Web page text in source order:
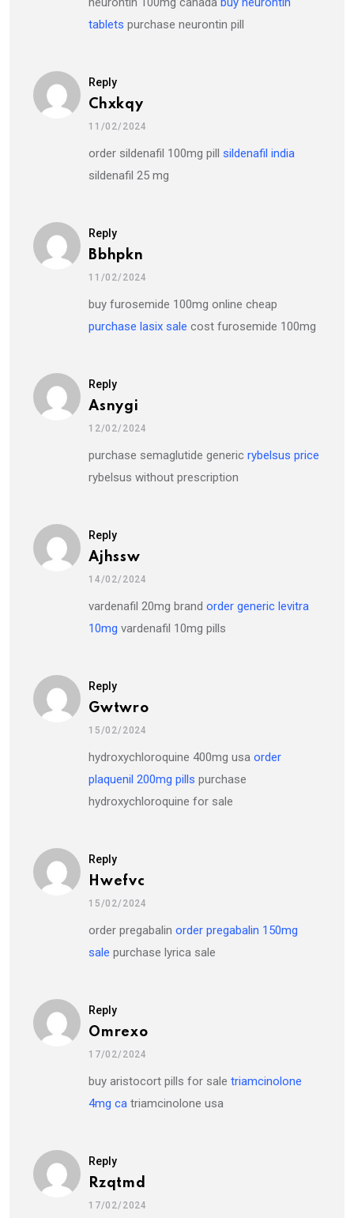
tablets purchase neurontin pill
Reply
Chxkqy
11/02/2024
order sildenafil 100mg pill sildenafil india
sildenafil 25 mg
Reply
Bbhpkn
11/02/2024
buy furosemide 100mg online cheap
purchase lasix sale cost furosemide 100mg
Reply
Asnygi
12/02/2024
purchase semaglutide generic rybelsus price
rybelsus without prescription
Reply
Ajhssw
14/02/2024
vardenafil 20mg brand order generic levitra
10mg vardenafil 10mg pills
Reply
Gwtwro
15/02/2024
hydroxychloroquine 400mg usa order
plaquenil 200mg pills purchase
hydroxychloroquine for sale
Reply
Hwefvc
15/02/2024
order pregabalin order pregabalin 150mg
sale purchase lyrica sale
Reply
Omrexo
17/02/2024
buy aristocort pills for sale triamcinolone
4mg ca triamcinolone usa
Reply
Rzqtmd
17/02/2024